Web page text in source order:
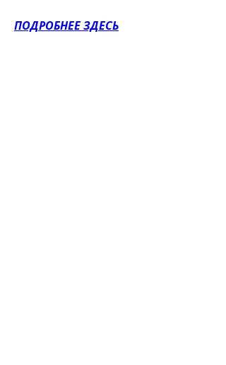
ПОДРОБНЕЕ ЗДЕСЬ